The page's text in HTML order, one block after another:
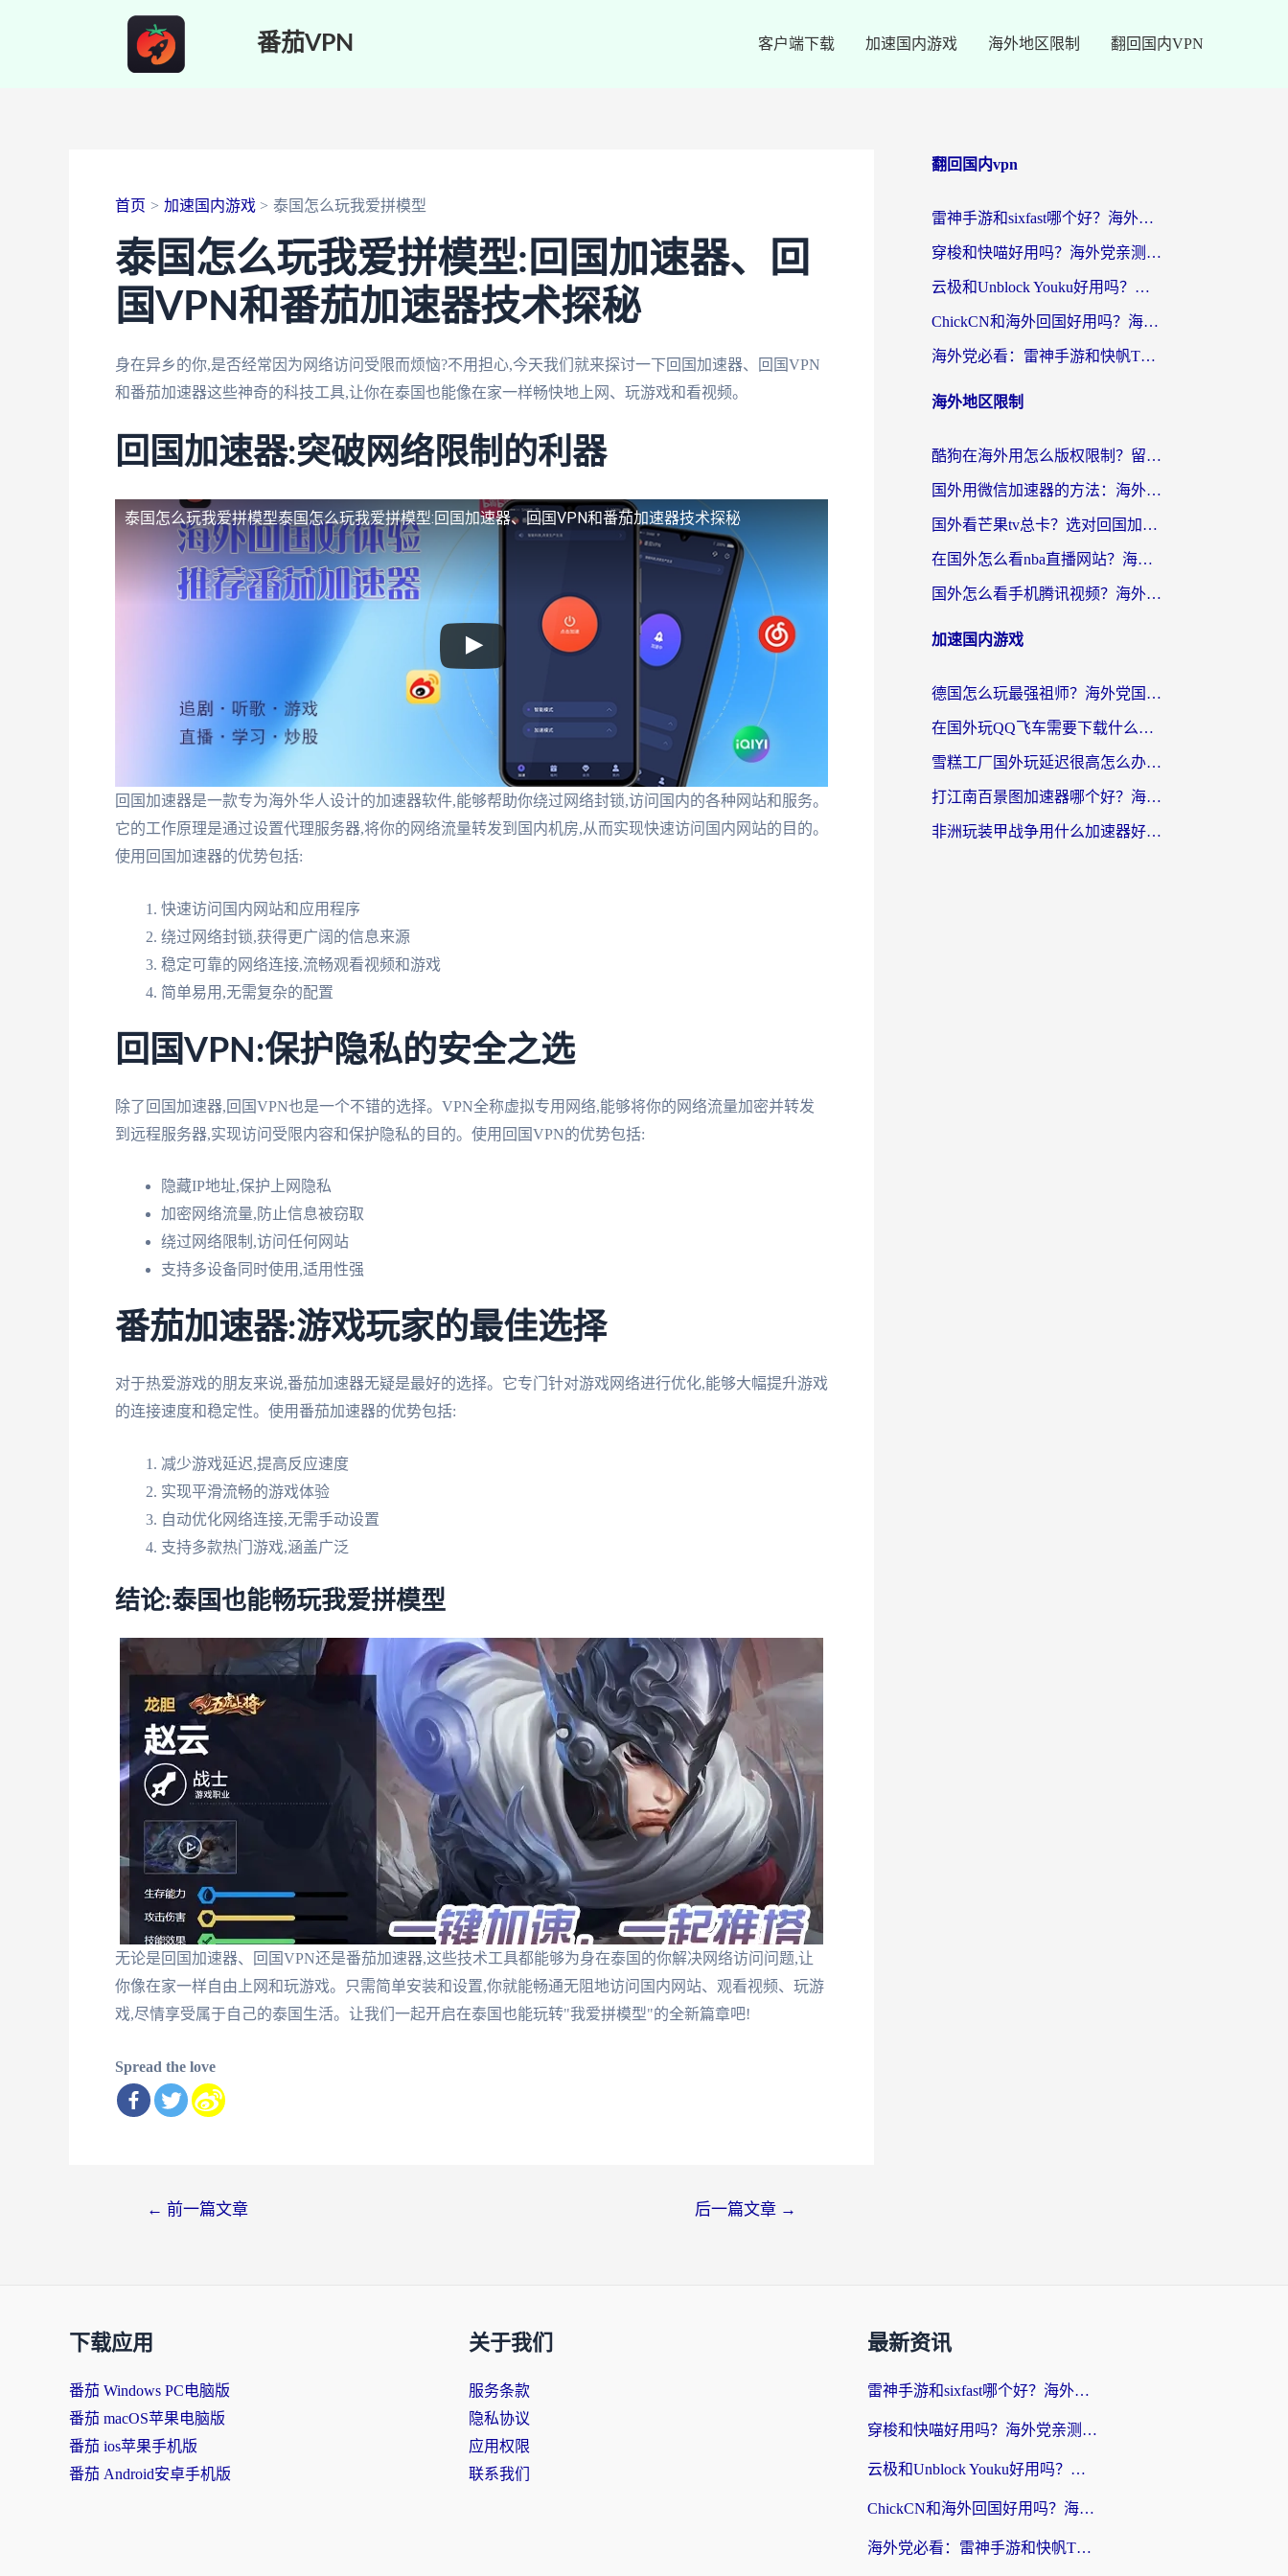
番茄VPN 客户端下载 加速国内游戏 海外地区限制 翻回国内VPN
首页 加速国内游戏 泰国怎么玩我爱拼模型
泰国怎么玩我爱拼模型:回国加速器、回
国VPN和番茄加速器技术探秘
身在异乡的你,是否经常因为网络访问受限而烦恼?不用担心,今天我们就来探讨一下回国加速器、回国VPN
和番茄加速器这些神奇的科技工具,让你在泰国也能像在家一样畅快地上网、玩游戏和看视频。
回国加速器:突破网络限制的利器
泰国怎么玩我爱拼模型泰国怎么玩我爱拼模型:回国加速器、回国VPN和番茄加速器技术探秘
回国加速器是一款专为海外华人设计的加速器软件,能够帮助你绕过网络封锁,访问国内的各种网站和服务。
它的工作原理是通过设置代理服务器,将你的网络流量转发到国内机房,从而实现快速访问国内网站的目的。
使用回国加速器的优势包括:
快速访问国内网站和应用程序
绕过网络封锁,获得更广阔的信息来源
稳定可靠的网络连接,流畅观看视频和游戏
简单易用,无需复杂的配置
回国VPN:保护隐私的安全之选
除了回国加速器,回国VPN也是一个不错的选择。VPN全称虚拟专用网络,能够将你的网络流量加密并转发
到远程服务器,实现访问受限内容和保护隐私的目的。使用回国VPN的优势包括:
隐藏IP地址,保护上网隐私
加密网络流量,防止信息被窃取
绕过网络限制,访问任何网站
支持多设备同时使用,适用性强
番茄加速器:游戏玩家的最佳选择
对于热爱游戏的朋友来说,番茄加速器无疑是最好的选择。它专门针对游戏网络进行优化,能够大幅提升游戏
的连接速度和稳定性。使用番茄加速器的优势包括:
减少游戏延迟,提高反应速度
实现平滑流畅的游戏体验
自动优化网络连接,无需手动设置
支持多款热门游戏,涵盖广泛
结论:泰国也能畅玩我爱拼模型
无论是回国加速器、回国VPN还是番茄加速器,这些技术工具都能够为身在泰国的你解决网络访问问题,让
你像在家一样自由上网和玩游戏。只需简单安装和设置,你就能畅通无阻地访问国内网站、观看视频、玩游
戏,尽情享受属于自己的泰国生活。让我们一起开启在泰国也能玩转"我爱拼模型"的全新篇章吧!
Spread the love
← 前一篇文章 后一篇文章 →
翻回国内vpn
雷神手游和sixfast哪个好？海外党亲测3款回国加速器，教你选对不踩坑
穿梭和快喵好用吗？海外党亲测：小众加速器对比+番茄加速器深度体验
云极和Unblock Youku好用吗？海外党亲测+2026回国加速器避坑指南
ChickCN和海外回国好用吗？海外党2026亲测：从手游到影音，选对加速器的3个关键
海外党必看：雷神手游和快帆TV版好用吗？3步选对回国加速器不踩坑
海外地区限制
酷狗在海外用怎么版权限制？留学生亲测：3步解决听国内音乐难题
国外用微信加速器的方法：海外党无缝连接国内生活的实用指南
国外看芒果tv总卡？选对回国加速器，轻松追《浪姐》不费劲
在国外怎么看nba直播网站？海外党专属体育观赛指南，告别地区限制！
国外怎么看手机腾讯视频？海外党亲测有效的追剧加速器选择指南
加速国内游戏
德国怎么玩最强祖师？海外党国服游戏加速器选择全攻略（附宝可梦Online实测）
在国外玩QQ飞车需要下载什么加速器呢？海外党亲测有效的国服游戏加速指南
雪糕工厂国外玩延迟很高怎么办？海外玩家国服游戏加速终极攻略（附实测推荐）
打江南百景图加速器哪个好？海外党踩坑N次后，终于找到不卡的秘诀
非洲玩装甲战争用什么加速器好？海外党亲测有效的国服游戏加速方案
下载应用
番茄 Windows PC电脑版
番茄 macOS苹果电脑版
番茄 ios苹果手机版
番茄 Android安卓手机版
关于我们
服务条款
隐私协议
应用权限
联系我们
最新资讯
雷神手游和sixfast哪个好？海外党亲测3款回国加速器，教你选对不踩坑
穿梭和快喵好用吗？海外党亲测：小众加速器对比+番茄加速器深度体验
云极和Unblock Youku好用吗？海外党亲测+2026回国加速器避坑指南
ChickCN和海外回国好用吗？海外党2026亲测：从手游到影音，选对加速器的3个关键
海外党必看：雷神手游和快帆TV版好用吗？3步选对回国加速器不踩坑